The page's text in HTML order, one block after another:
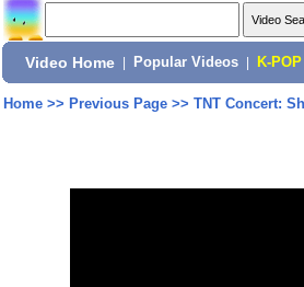
Video Home Popular Videos K-POP
Home>> Previous Page>> TNT Concert: